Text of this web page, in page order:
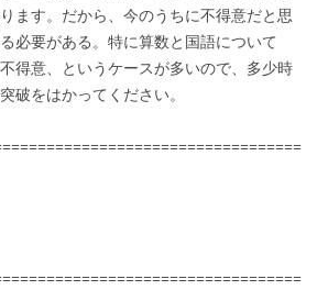
ます。だから、今のうちに不得意だと思
必要がある。特に算数と国語について
得意、というケースが多いので、多少時
破をはかってください。